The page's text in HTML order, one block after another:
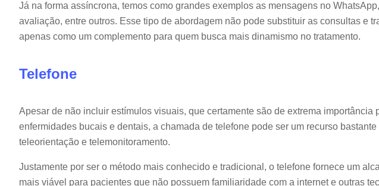
Já na forma assíncrona, temos como grandes exemplos as mensagens no
avaliação, entre outros. Esse tipo de abordagem não pode substituir as consultas e
apenas como um complemento para quem busca mais dinamismo no tratamento.
Telefone
Apesar de não incluir estímulos visuais, que certamente são de extrema importância
enfermidades bucais e dentais, a chamada de telefone pode ser um recurso
teleorientação e telemonitoramento.
Justamente por ser o método mais conhecido e tradicional, o telefone fornece um
mais viável para pacientes que não possuem familiaridade com a internet e outras